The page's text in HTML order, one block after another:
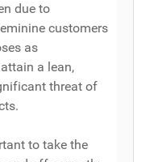
due to
customers
as
a lean,
threat of
to take the